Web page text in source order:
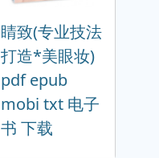
睛致(专业技法
打造*美眼妆)
pdf epub
mobi txt 电子
书 下载